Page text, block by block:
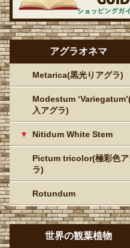
アグラオネマ
Metarica(黒光りアグラ)
Modestum
入アグラ)
Nitidum White Stem
Pictum tricolor(極彩色ア
ラ)
Rotundum
世界の観葉植物